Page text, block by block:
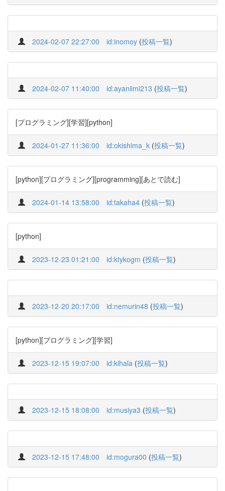
2024-02-07 22:27:00 id:inomoy (投稿一覧)
2024-02-07 11:40:00 id:ayaniimi213 (投稿一覧)
[プログラミング][学習][python]
2024-01-27 11:36:00 id:okishima_k (投稿一覧)
[python][プログラミング][programming][あとで読む]
2024-01-14 13:58:00 id:takaha4 (投稿一覧)
[python]
2023-12-23 01:21:00 id:ktykogm (投稿一覧)
2023-12-20 20:17:00 id:nemurin48 (投稿一覧)
[python][プログラミング][学習]
2023-12-15 19:07:00 id:kihala (投稿一覧)
2023-12-15 18:08:00 id:musiya3 (投稿一覧)
2023-12-15 17:48:00 id:mogura00 (投稿一覧)